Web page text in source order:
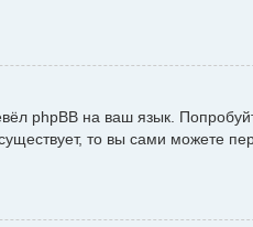
phpBB на ваш язык.
то вы сами можете